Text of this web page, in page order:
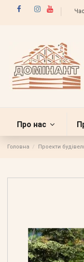
Про нас
Головна Проекти